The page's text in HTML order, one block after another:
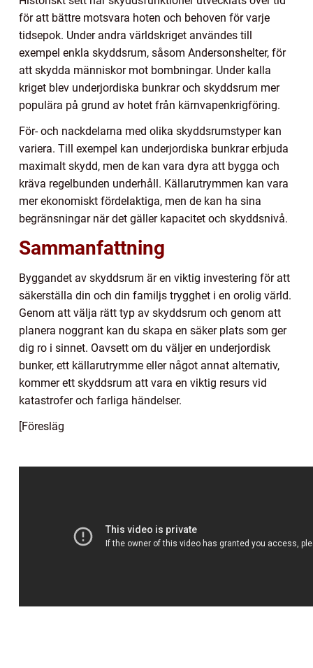
för att bättre motsvara hoten och behoven för varje
tidsepok. Under andra världskriget användes till
exempel enkla skyddsrum, såsom Andersonshelter, för
att skydda människor mot bombningar. Under kalla
kriget blev underjordiska bunkrar och skyddsrum mer
populära på grund av hotet från kärnvapenkrigföring.
För- och nackdelarna med olika skyddsrumstyper kan
variera. Till exempel kan underjordiska bunkrar erbjuda
maximalt skydd, men de kan vara dyra att bygga och
kräva regelbunden underhåll. Källarutrymmen kan vara
mer ekonomiskt fördelaktiga, men de kan ha sina
begränsningar när det gäller kapacitet och skyddsnivå.
Sammanfattning
Byggandet av skyddsrum är en viktig investering för att
säkerställa din och din familjs trygghet i en orolig värld.
Genom att välja rätt typ av skyddsrum och genom att
planera noggrant kan du skapa en säker plats som ger
dig ro i sinnet. Oavsett om du väljer en underjordisk
bunker, ett källarutrymme eller något annat alternativ,
kommer ett skyddsrum att vara en viktig resurs vid
katastrofer och farliga händelser.
[Föresläg